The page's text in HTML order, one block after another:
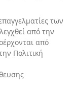
των
από την
από
Πολιτική